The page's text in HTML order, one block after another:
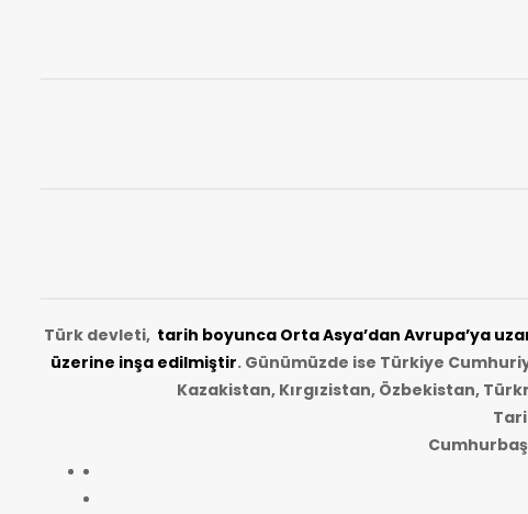
Türk devleti, tarih boyunca Orta Asya’dan Avrupa’ya
üzerine inşa edilmiştir. Günümüzde ise Türkiye
Kazakistan, Kırgızistan, Özbekistan,